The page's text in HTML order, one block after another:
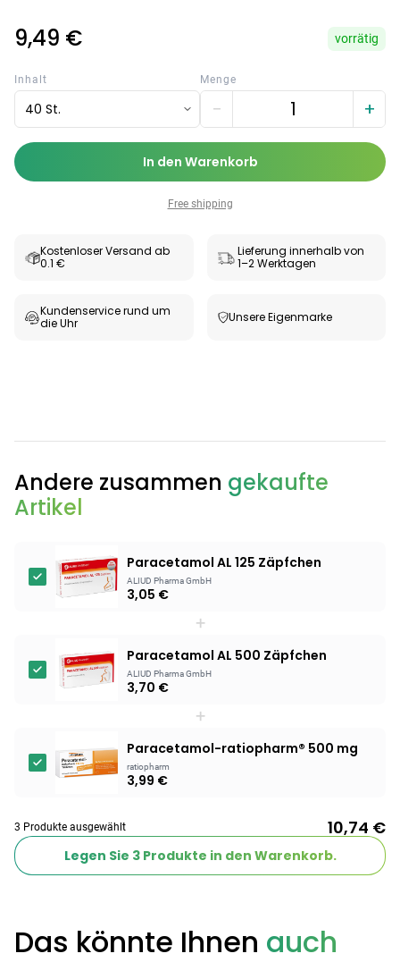
9,49 € vorrätig
Inhalt
40 St.
Menge
− +
In den Warenkorb
Free shipping
Kostenloser Versand ab
0.1 €
Lieferung innerhalb von
1–2 Werktagen
Kundenservice rund um
die Uhr
Unsere Eigenmarke
Andere zusammen gekaufte
Artikel
Paracetamol AL 125 Zäpfchen
ALIUD Pharma GmbH
3,05 €
+
Paracetamol AL 500 Zäpfchen
ALIUD Pharma GmbH
3,70 €
+
Paracetamol-ratiopharm® 500 mg
ratiopharm
3,99 €
3 Produkte ausgewählt 10,74 €
Legen Sie 3Produkte in den Warenkorb.
Das könnte Ihnen auch